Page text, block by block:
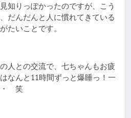
知りっぽかったのですが、こう
だんだんと人に慣れてきている
たいことです。
人との交流で、七ちゃんもお疲
なんと11時間ずっと爆睡っ！一
・ 笑